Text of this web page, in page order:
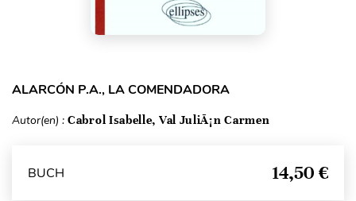
ALARCÓN P.A., LA COMENDADORA
Autor(en) : Cabrol Isabelle, Val JuliÃ¡n Carmen
BUCH 14,50 €